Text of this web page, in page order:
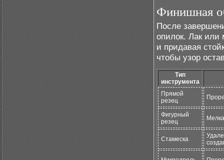
Финишная
После
опилок. Лак или
и придавая
чтобы узор
Тип
инструмента
Прямой
резец
Фигурный
резец
Стамеска